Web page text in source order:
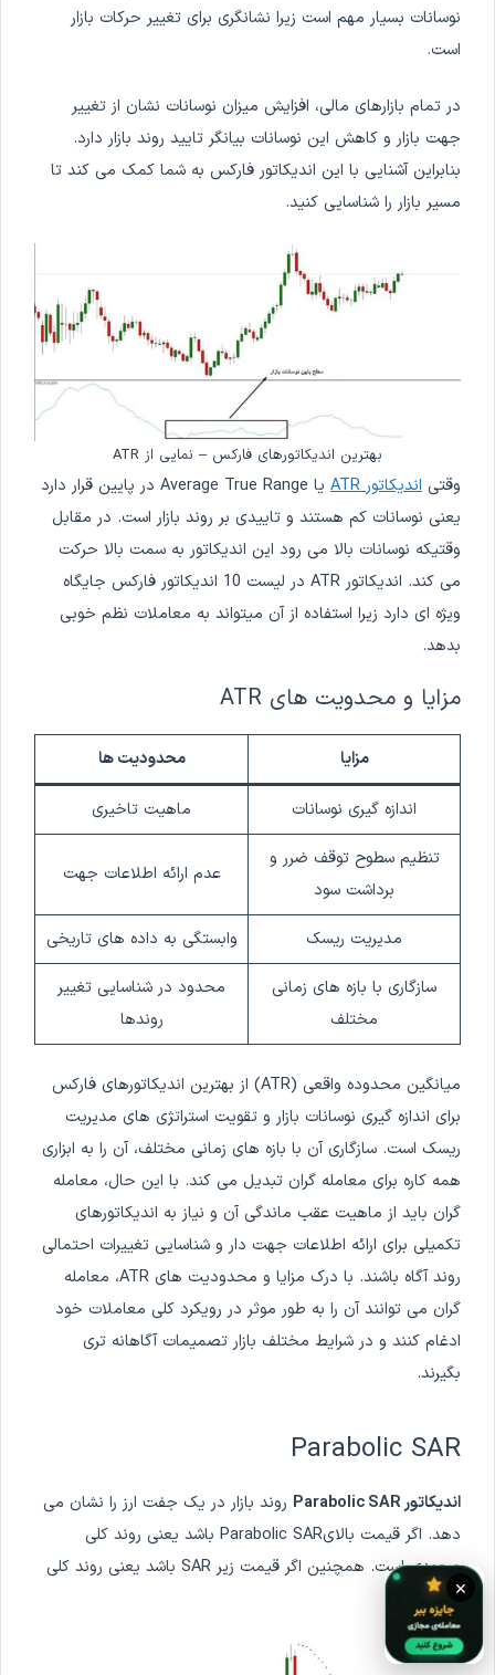
نوسانات بسیار مهم است زیرا نشانگری برای تغییر حرکات بازار
است.
در تمام بازارهای مالی، افزایش میزان نوسانات نشان از تغییر
جهت بازار و کاهش این نوسانات بیانگر تایید روند بازار دارد.
بنابراین آشنایی با این اندیکاتور فارکس به شما کمک می کند تا
مسیر بازار را شناسایی کنید.
بهترین اندیکاتورهای فارکس – نمایی از ATR
وقتی اندیکاتور ATR
یا Average True Range در پایین قرار دارد
یعنی نوسانات کم هستند و تاییدی بر روند بازار است. در مقابل
وقتیکه نوسانات بالا می رود این اندیکاتور به سمت بالا حرکت
می کند. اندیکاتور ATR در لیست 10 اندیکاتور فارکس جایگاه
ویژه ای دارد زیرا استفاده از آن میتواند به معاملات نظم خوبی
بدهد.
مزایا و محدویت های ATR
مزایا محدودیت ها
اندازه گیری نوسانات
ماهیت تاخیری
تنظیم سطوح توقف ضرر و
برداشت سود
عدم ارائه اطلاعات جهت
مدیریت ریسک
وابستگی به داده های تاریخی
سازگاری با بازه های زمانی
مختلف
محدود در شناسایی تغییر
روندها
میانگین محدوده واقعی (ATR) از بهترین اندیکاتورهای فارکس
برای اندازه گیری نوسانات بازار و تقویت استراتژی های مدیریت
ریسک است. سازگاری آن با بازه های زمانی مختلف، آن را به ابزاری
همه کاره برای معامله گران تبدیل می کند. با این حال، معامله
گران باید از ماهیت عقب ماندگی آن و نیاز به اندیکاتورهای
تکمیلی برای ارائه اطلاعات جهت دار و شناسایی تغییرات احتمالی
روند آگاه باشند. با درک مزایا و محدودیت های ATR، معامله
گران می توانند آن را به طور موثر در رویکرد کلی معاملات خود
ادغام کنند و در شرایط مختلف بازار تصمیمات آگاهانه تری
بگیرند.
Parabolic SAR
اندیکاتور Parabolic SAR
روند بازار در یک جفت ارز را نشان می
دهد. اگر قیمت بالایParabolic SAR باشد یعنی روند کلی
صعودی است. همچنین اگر قیمت زیر SAR باشد یعنی روند کلی
نزولی است.×